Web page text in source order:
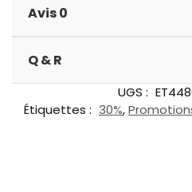
Avis 0
Q & R
UGS :
Étiquettes : 30%,